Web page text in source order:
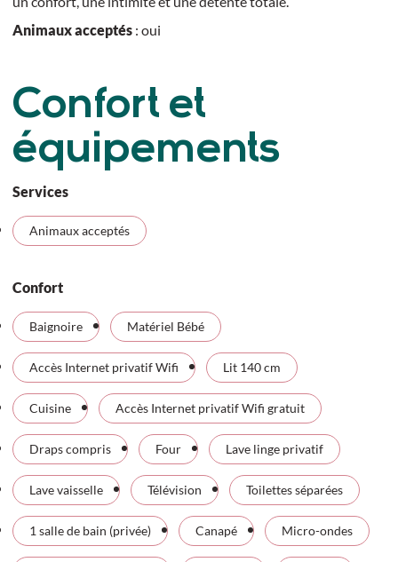
Animaux acceptés: oui
Confort et
équipements
Services
Animaux acceptés
Confort
Baignoire Matériel Bébé
Accès Internet privatif Wifi Lit 140 cm
Cuisine Accès Internet privatif Wifi gratuit
Draps compris Four Lave linge privatif
Lave vaisselle Télévision Toilettes séparées
1 salle de bain (privée) Canapé Micro-ondes